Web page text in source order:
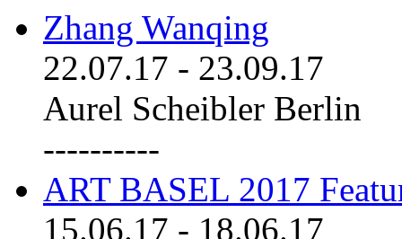
Zhang Wanqing
22.07.17 - 23.09.17
Aurel Scheibler Berlin
----------
ART BASEL 2017
15.06.17 - 18.06.17